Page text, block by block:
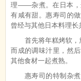
理——杂煮。在日本，
有咸有甜。惠寿司的
曾经与其他日本料理长
首先将年糕烤软
而成的调味汁里，然
其他食材一起煮熟。
惠寿司的特制杂